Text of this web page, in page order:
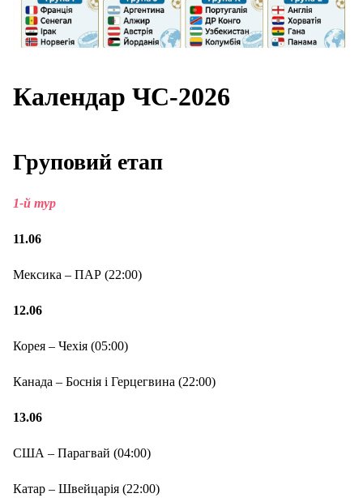
Календар ЧС-2026
Груповий етап
1-й тур
11.06
Мексика – ПАР (22:00)
12.06
Корея – Чехія (05:00)
Канада – Боснія і Герцегвина (22:00)
13.06
США – Парагвай (04:00)
Катар – Швейцарія (22:00)